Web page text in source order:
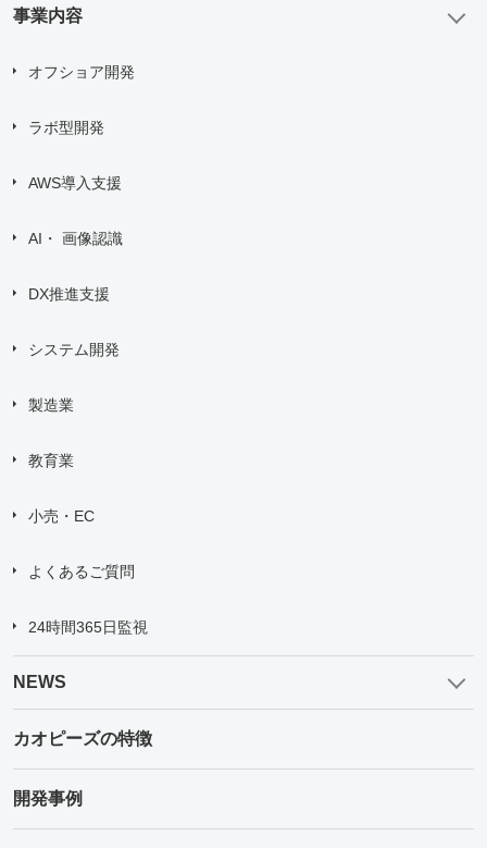
事業内容
オフショア開発
ラボ型開発
AWS導入支援
AI・ 画像認識
DX推進支援
システム開発
製造業
教育業
小売・EC
よくあるご質問
24時間365日監視
NEWS
カオピーズの特徴
開発事例